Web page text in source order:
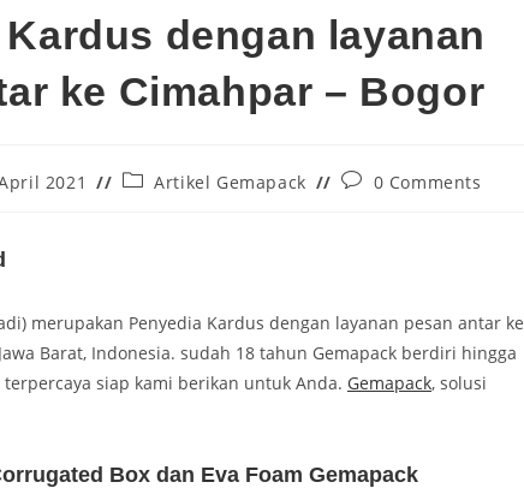
dengan layanan
ke Cimahpar – Bogor
2021 Artikel Gemapack 0 Comments
merupakan Penyedia Kardus dengan layanan pesan antar ke
Barat, Indonesia. sudah 18 tahun Gemapack berdiri hingga
siap kami berikan untuk Anda. Gemapack, solusi
Box dan Eva Foam Gemapack